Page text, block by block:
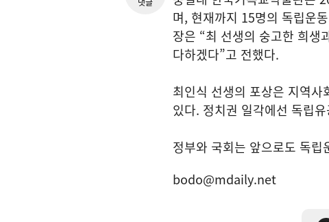
며, 현재까지 15명의 독립운
장은 “최 선생의 숭고한 희생
다하겠다”고 전했다.
최인식 선생의 포상은 지역
있다. 정치권 일각에선 독립
정부와 국회는 앞으로도 독
bodo@mdaily.net